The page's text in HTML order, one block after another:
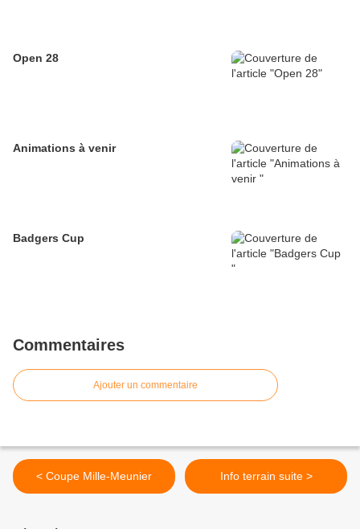
Open 28
Animations à venir
Badgers Cup
Commentaires
Ajouter un commentaire
< Coupe Mille-Meunier Info terrain suite >